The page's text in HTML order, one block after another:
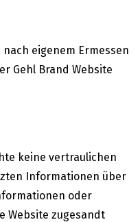
eigenem Ermessen
Gehl Brand Website
keine vertraulichen
Informationen über
oder
Website zugesandt